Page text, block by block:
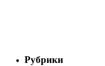
Рубрики